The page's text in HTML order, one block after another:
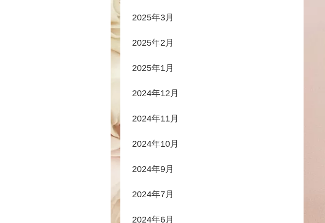
2025年3月
2025年2月
2025年1月
2024年12月
2024年11月
2024年10月
2024年9月
2024年7月
2024年6月